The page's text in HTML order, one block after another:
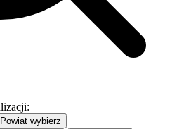
Powiat wybierz